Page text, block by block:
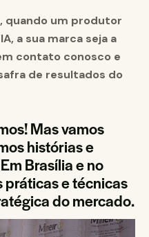
quando um produtor
a sua marca seja a
contato conosco e
de resultados do
Mas vamos
histórias e
Brasília e no
práticas e técnicas
do mercado.